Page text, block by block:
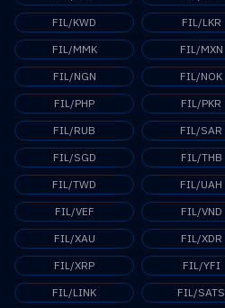
FIL/KWD
FIL/LKR
FIL/MMK
FIL/MXN
FIL/NGN
FIL/NOK
FIL/PHP
FIL/PKR
FIL/RUB
FIL/SAR
FIL/SGD
FIL/THB
FIL/TWD
FIL/UAH
FIL/VEF
FIL/VND
FIL/XAU
FIL/XDR
FIL/XRP
FIL/YFI
FIL/LINK
FIL/SATS